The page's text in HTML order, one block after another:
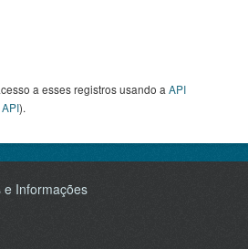
a esses registros usando a API
).
e Informações